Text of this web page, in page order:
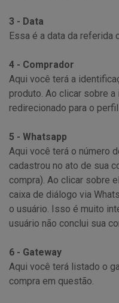
3 - Data
Essa é a data da referida
4 - Comprador
Aqui você terá a
produto. Ao clicar sobre
redirecionado para o
5 - Whatsapp
Aqui você terá o número
cadastrou no ato de sua
compra). Ao clicar sobre
caixa de diálogo via
o usuário. Isso é muito
usuário não conclui sua
6 - Gateway
Aqui você terá listado o
compra em questão.